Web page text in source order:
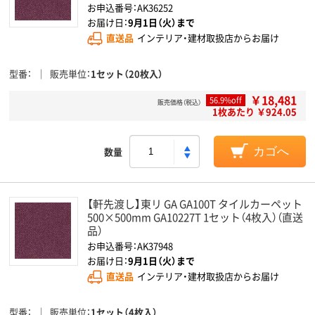
お申込番号：AK36252
お届け日：9月1日（火）まで
直送品 インテリア・建材取扱店からお届け
型番 販売単位 1セット（20枚入）
販売価格（税込） 56.9%off ￥18,481
1枚あたり ￥924.05
数量 カゴへ
【軒先渡し】東リ GA GA100T タイルカーペット
500×500mm GA10227T 1セット（4枚入）（直送
品）
お申込番号：AK37948
お届け日：9月1日（火）まで
直送品 インテリア・建材取扱店からお届け
型番 販売単位 1セット（4枚入）